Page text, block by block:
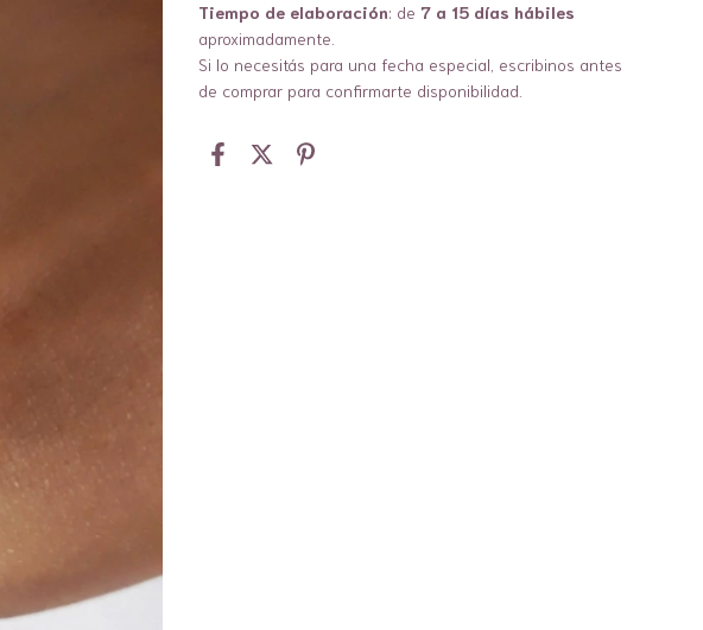
Tiempo de elaboración: de7 a 15 días hábiles
aproximadamente.
Si lo necesitás para una fecha especial, escribinos antes
de comprar para confirmarte disponibilidad.